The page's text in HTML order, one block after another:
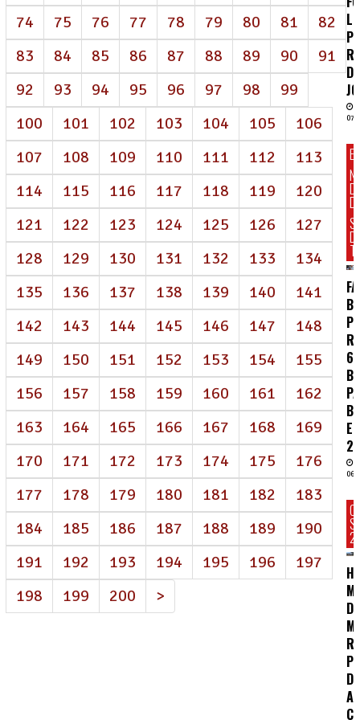
74 75 76 77 78 79 80 81
82
83
84 85 86 87 88 89 90
91
92
93 94 95 96 97 98
99
100
101 102 103 104 105
106
107
108 109 110 111 112
113
114
115 116 117 118 119
120
121
122 123 124 125 126
127
128
129 130 131 132 133
134
135
136 137 138 139 140
141
142
143 144 145 146 147
148
149
150 151 152 153 154
155
156
157 158 159 160 161
162
163
164 165 166 167 168
169
170
171 172 173 174 175
176
177
178 179 180 181 182
183
184
185 186 187 188 189
190
191
192 193 194 195 196
197
198
199 200 >
DA
07/
06/
DE